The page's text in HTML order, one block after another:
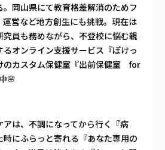
岡山県にて教育格差解消のためフ
運営など地方創生にも挑戦。現在は
員も務めながら、不登校に悩む親
オンライン支援サービス『ぽけっ
のカスタム保健室『出前保健室 for
🌸
アは、不調になってから行く『病
にふらっと寄れる『あなた専用の